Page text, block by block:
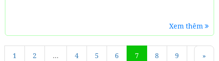
Xem thêm
«
1 2 ... 4 5 6 7 8 9 »